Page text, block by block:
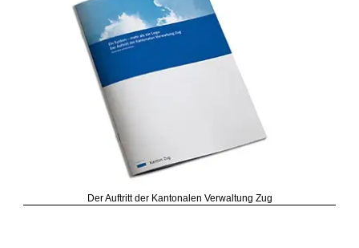
Der Auftritt der Kantonalen Verwaltung Zug